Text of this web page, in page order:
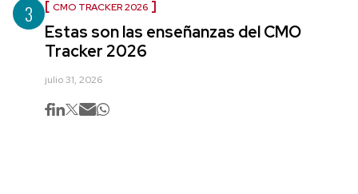
3 CMO TRACKER 2026
Estas son las enseñanzas del CMO
Tracker 2026
julio 31, 2026